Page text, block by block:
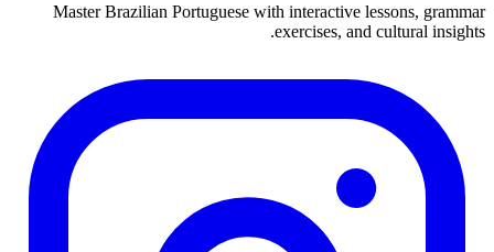
Master Brazilian Portuguese with interactive lessons, grammar
exercises, and cultural insights.